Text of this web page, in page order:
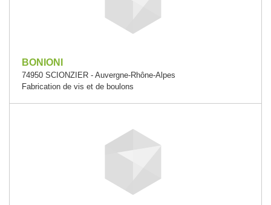
BONIONI
74950 SCIONZIER - Auvergne-Rhône-Alpes
Fabrication de vis et de boulons